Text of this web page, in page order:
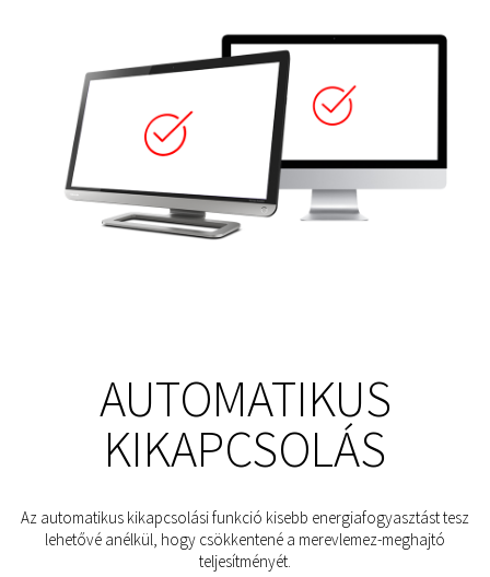
AUTOMATIKUS
KIKAPCSOLÁS
Az automatikus kikapcsolási funkció kisebb energiafogyasztást tesz
lehetővé anélkül, hogy csökkentené a merevlemez-meghajtó
teljesítményét.